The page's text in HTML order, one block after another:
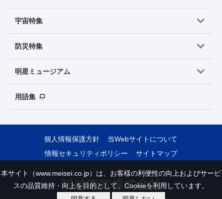
宇宙特集
防災特集
明星ミュージアム
用語集
個人情報保護方針
当Webサイトについて
情報セキュリティポリシー
サイトマップ
本サイト（www.meisei.co.jp）は、お客様の利便性の向上およびサービ
スの品質維持・向上を目的として、Cookieを利用しています。